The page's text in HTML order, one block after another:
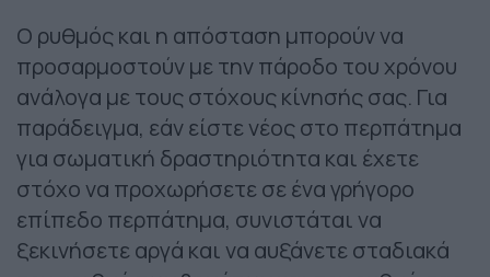
Ο ρυθμός και η απόσταση μπορούν να
προσαρμοστούν με την πάροδο του χρόνου
ανάλογα με τους στόχους κίνησής σας. Για
παράδειγμα, εάν είστε νέος στο περπάτημα
για σωματική δραστηριότητα και έχετε
στόχο να προχωρήσετε σε ένα γρήγορο
επίπεδο περπάτημα, συνιστάται να
ξεκινήσετε αργά και να αυξάνετε σταδιακά